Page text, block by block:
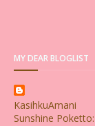
MY DEAR BLOGLIST
KasihkuAmani
Sunshine